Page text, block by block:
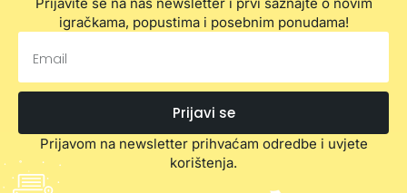
Prijavite se na naš newsletter i prvi saznajte o novim
igračkama, popustima i posebnim ponudama!
Prijavi se
Prijavom na newsletter prihvaćam odredbe i uvjete
korištenja.